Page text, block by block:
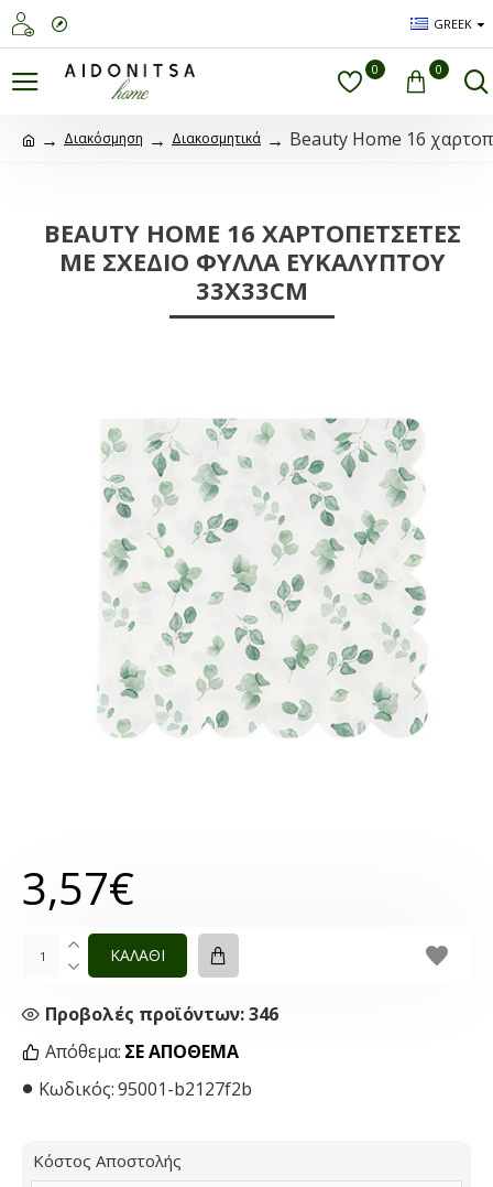
GREEK
0 0
Διακόσμηση Διακοσμητικά Beauty Home 16
BEAUTY HOME 16 ΧΑΡΤΟΠΕΤΣΈΤΕΣ
ΜΕ ΣΧΈΔΙΟ ΦΎΛΛΑ ΕΥΚΑΛΥΠΤΟΥ
33X33CM
Απόθεμα: ΣΕ ΑΠΌΘΕΜΑ
Κωδικός:95001-b2127f2b
Προβολές προϊόντων: 346
3,57€
ΚΑΛΑΘΙ
Κόστος Αποστολής